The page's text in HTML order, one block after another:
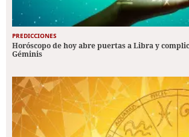
PREDICCIONES
Horóscopo de hoy abre puertas a Libra y
Géminis